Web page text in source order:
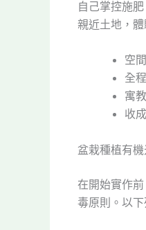
自己掌控施
親近土地，
空
全
寓
收
盆栽種植有
在開始實作
毒原則。以下